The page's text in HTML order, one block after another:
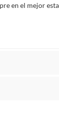
en el mejor